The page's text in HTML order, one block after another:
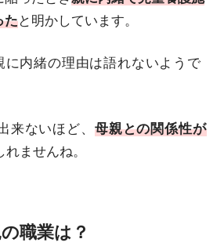
たと明かしています。
に内緒の理由は語れないようで
来ないほど、 母親との関係性が
ませんね。
職業は？